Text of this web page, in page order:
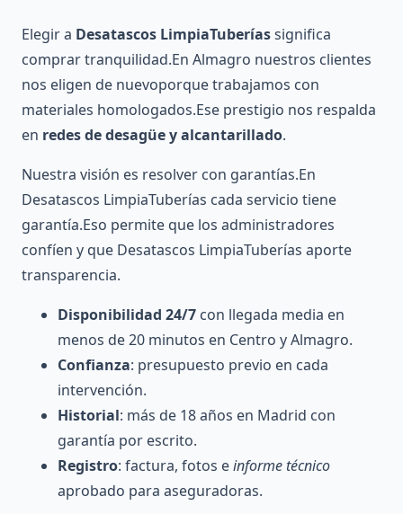
Elegir a Desatascos LimpiaTuberíassignifica
comprar tranquilidad.En Almagro nuestros clientes
nos eligen de nuevoporque trabajamos con
materiales homologados.Ese prestigio nos respalda
en redes de desagüe y alcantarillado.
Nuestra visión es resolver con garantías.En
Desatascos LimpiaTuberías cada servicio tiene
garantía.Eso permite que los administradores
confíen y que Desatascos LimpiaTuberías aporte
transparencia.
Disponibilidad 24/7 con llegada media en
menos de 20 minutos en Centro y Almagro.
Confianza: presupuesto previo en cada
intervención.
Historial: más de 18 años en Madrid con
garantía por escrito.
Registro: factura, fotos einforme técnico
aprobado para aseguradoras.